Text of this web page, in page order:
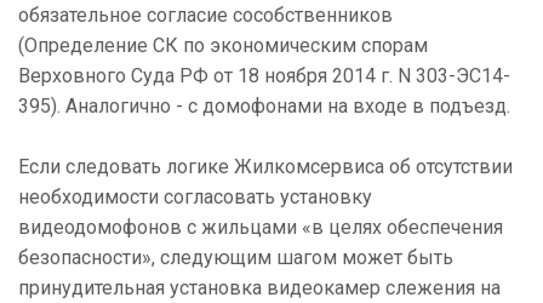
обязательное согласие сособственников
(Определение СК по экономическим спорам
Верховного Суда РФ от 18 ноября 2014 г. N 303-ЭС14-
395). Аналогично - с домофонами на входе в подъезд.
Если следовать логике Жилкомсервиса об отсутствии
необходимости согласовать установку
видеодомофонов с жильцами «в целях обеспечения
безопасности», следующим шагом может быть
принудительная установка видеокамер слежения на